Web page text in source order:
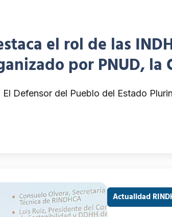
el rol de las
por PNUD, la
Defensor del Pueblo del Estado
Actualidad